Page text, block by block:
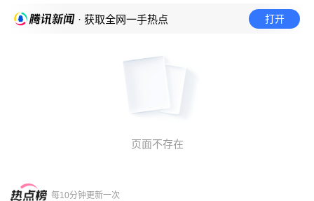
· 获取全网一手热点 打开
页面不存在
每10分钟更新一次